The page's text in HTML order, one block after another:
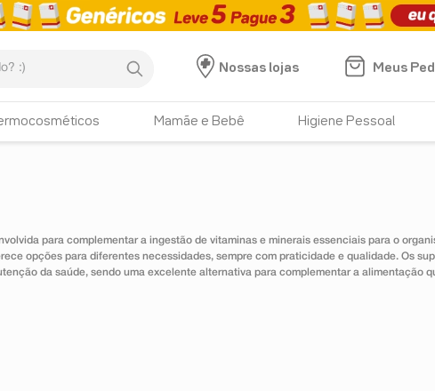
Nossas lojas
Meus
Mamãe e Bebê Higiene Pessoal
para complementar a ingestão de vitaminas e minerais essenciais para o
opções para diferentes necessidades, sempre com praticidade e qualidade. Os
da saúde, sendo uma excelente alternativa para complementar a alimentação